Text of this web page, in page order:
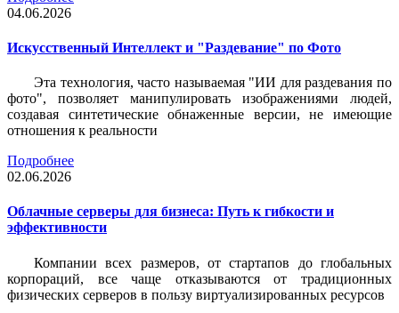
04.06.2026
Искусственный Интеллект и "Раздевание" по Фото
Эта технология, часто называемая "ИИ для раздевания по
фото", позволяет манипулировать изображениями людей,
создавая синтетические обнаженные версии, не имеющие
отношения к реальности
Подробнее
02.06.2026
Облачные серверы для бизнеса: Путь к гибкости и
эффективности
Компании всех размеров, от стартапов до глобальных
корпораций, все чаще отказываются от традиционных
физических серверов в пользу виртуализированных ресурсов